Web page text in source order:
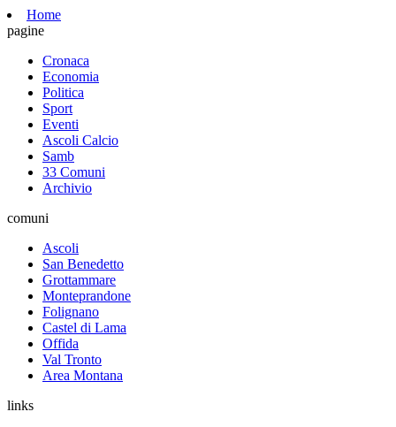
Home
pagine
Cronaca
Economia
Politica
Sport
Eventi
Ascoli Calcio
Samb
33 Comuni
Archivio
comuni
Ascoli
San Benedetto
Grottammare
Monteprandone
Folignano
Castel di Lama
Offida
Val Tronto
Area Montana
links